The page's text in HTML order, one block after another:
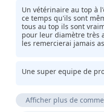
Un vétérinaire au top à
ce temps qu'ils sont
tous au top ils sont
pour leur diamètre très
les remercierai jamais
Une super equipe de
Afficher plus de